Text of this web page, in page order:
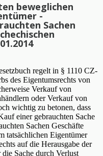
beweglichen
-
Sachen
regelt in § 1110 CZ-
des Eigentumsrechts von
Verkauf von
oder Verkauf von
wichtig zu betonen, dass
einer gebrauchten Sache
Sachen Geschäfte
tatsächlichen Eigentümer
auf die Herausgabe der
die Sache durch Verlust